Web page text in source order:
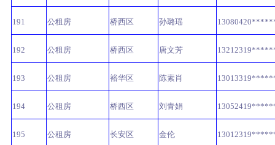
191 公租房 桥西区 孙璐瑶
192 公租房 桥西区 唐文芳
193 公租房 裕华区 陈素肖
194 公租房 桥西区 刘青娟
195 公租房 长安区 金伦